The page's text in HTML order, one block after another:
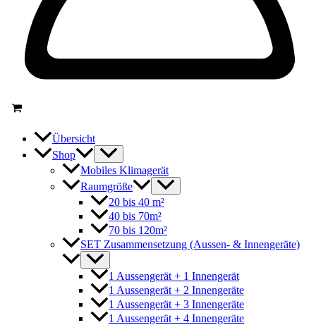
Übersicht
Shop
Mobiles Klimagerät
Raumgröße
20 bis 40 m²
40 bis 70m²
70 bis 120m²
SET Zusammensetzung (Aussen- & Innengeräte)
1 Aussengerät + 1 Innengerät
1 Aussengerät + 2 Innengeräte
1 Aussengerät + 3 Innengeräte
1 Aussengerät + 4 Innengeräte